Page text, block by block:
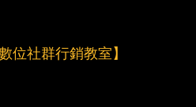
位社群行銷教室】